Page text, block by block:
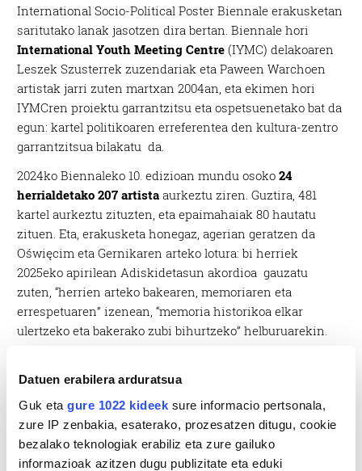
Datuen erabilera arduratsua
Guk eta gure 1022 kideek sure informacio pertsonala,
zure IP zenbakia, esaterako, prozesatzen ditugu, cookie
bezalako teknologiak erabiliz eta zure gailuko
informazioak azitzen dugu publizitate eta eduki
International Socio-Political Poster Biennale erakusketan
saritutako lanak jasotzen dira bertan. Biennale hori
International Youth Meeting Centre (IYMC) delakoaren
Leszek Szusterrek zuzendariak eta Paween Warchoen
artistak jarri zuten martxan 2004an, eta ekimen hori
IYMCren proiektu garrantzitsu eta ospetsuenetako bat da
egun: kartel politikoaren erreferentea den kultura-zentro
garrantzitsua bilakatu da.
2024ko Biennaleko 10. edizioan mundu osoko 24
herrialdetako 207 artista aurkeztu ziren. Guztira, 481
kartel aurkeztu zituzten, eta epaimahaiak 80 hautatu
zituen. Eta, erakusketa honegaz, agerian geratzen da
Oświęcim eta Gernikaren arteko lotura: bi herriek
2025eko apirilean Adiskidetasun akordioa gauzatu
zuten, “herrien arteko bakearen, memoriaren eta
errespetuaren” izenean, “memoria historikoa elkar
ulertzeko eta bakerako zubi bihurtzeko” helburuarekin.